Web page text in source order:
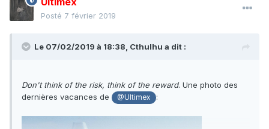
Posté 7 février 2019
Le 07/02/2019 à 18:38, Cthulhu a dit :
Don't think of the risk, think of the reward. Une photo des
dernières vacances de
@Ultimex :